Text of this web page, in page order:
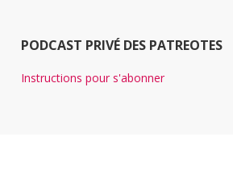
PODCAST PRIVÉ DES PATREOTES
Instructions pour s'abonner